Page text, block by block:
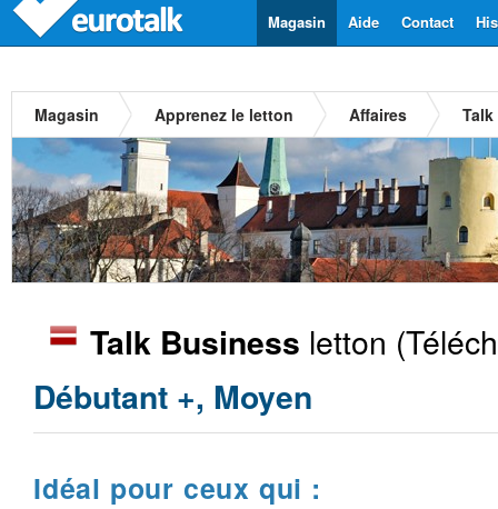
Contact
Aide
Magasin
Magasin Apprenez le letton Affaires
Talk Business letton
Débutant +, Moyen
Idéal pour ceux qui :